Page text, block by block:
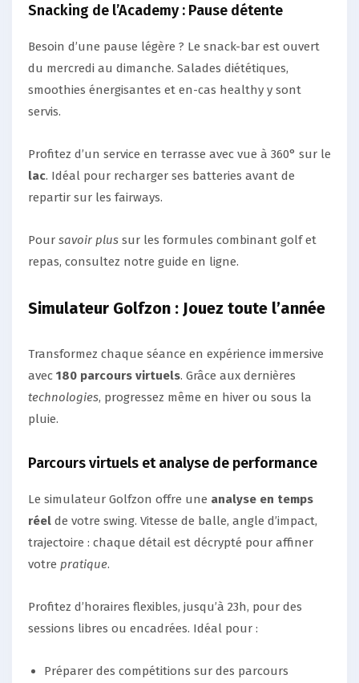
Snacking de l’Academy : Pause détente
Besoin d’une pause légère ? Le snack-bar est ouvert
du mercredi au dimanche. Salades diététiques,
smoothies énergisantes et en-cas healthy y sont
servis.
Profitez d’un service en terrasse avec vue à 360° sur le
lac. Idéal pour recharger ses batteries avant de
repartir sur les fairways.
Pour savoir plus sur les formules combinant golf et
repas, consultez notre guide en ligne.
Simulateur Golfzon : Jouez toute l’année
Transformez chaque séance en expérience immersive
avec 180 parcours virtuels. Grâce aux dernières
technologies, progressez même en hiver ou sous la
pluie.
Parcours virtuels et analyse de performance
Le simulateur Golfzon offre une analyse en temps
réel de votre swing. Vitesse de balle, angle d’impact,
trajectoire : chaque détail est décrypté pour affiner
votre pratique.
Profitez d’horaires flexibles, jusqu’à 23h, pour des
sessions libres ou encadrées. Idéal pour :
Préparer des compétitions sur des parcours